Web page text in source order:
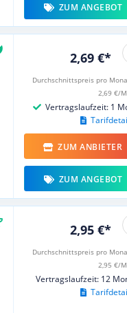
ZUM ANGEBOT
2,69 €*
Durchschnittspreis pro
2,69 €/
Vertragslaufzeit: 1
ZUM ANBIETER
ZUM ANGEBOT
2,95 €*
Durchschnittspreis pro
2,95 €/
Vertragslaufzeit: 12